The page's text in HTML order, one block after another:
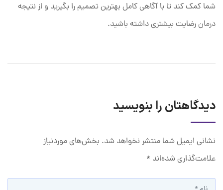
شما کمک کند تا با آگاهی کامل بهترین تصمیم را بگیرید و از نتیجه
درمان رضایت بیشتری داشته باشید.
دیدگاهتان را بنویسید
نشانی ایمیل شما منتشر نخواهد شد. بخش‌های موردنیاز
علامت‌گذاری شده‌اند *